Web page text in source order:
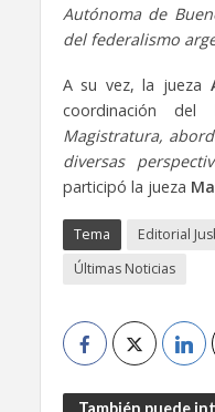
Autónoma de
del federalismo
A su vez, la jueza
coordinación del
Magistratura,
diversas
participó la jueza
Tema Editorial
Últimas Noticias